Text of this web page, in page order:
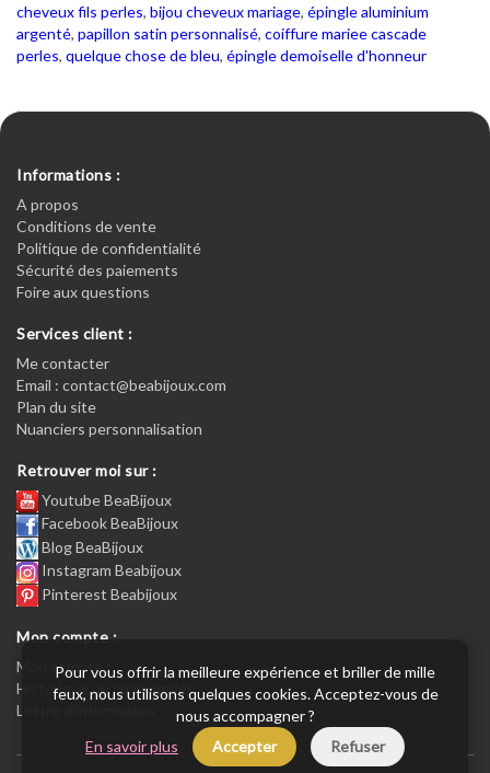
cheveux fils perles, bijou cheveux mariage, épingle aluminium
argenté, papillon satin personnalisé, coiffure mariee cascade
perles, quelque chose de bleu, épingle demoiselle d'honneur
Informations :
A propos
Conditions de vente
Politique de confidentialité
Sécurité des paiements
Foire aux questions
Services client :
Me contacter
Email : contact@beabijoux.com
Plan du site
Nuanciers personnalisation
Retrouver moi sur :
Youtube BeaBijoux
Facebook BeaBijoux
Blog BeaBijoux
Instagram Beabijoux
Pinterest Beabijoux
Mon compte :
Mon compte :
Historique de commandes
Lettre d’information
Pour vous offrir la meilleure expérience et briller de mille
feux, nous utilisons quelques cookies. Acceptez-vous de
nous accompagner ?
En savoir plus
Accepter Refuser